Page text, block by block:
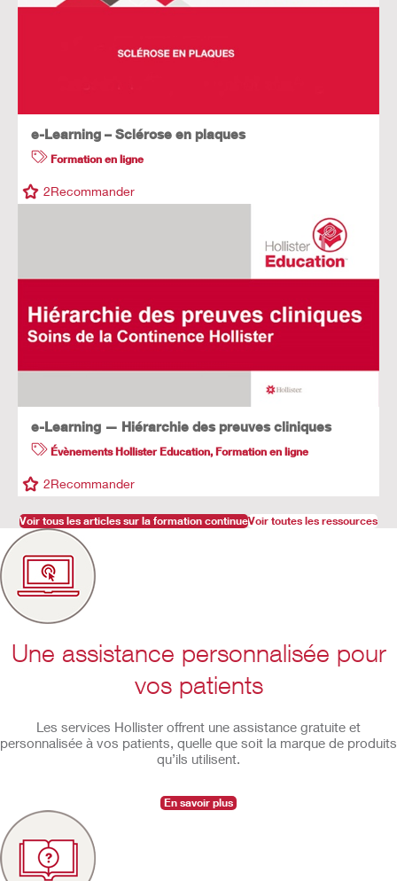
e-Learning – Sclérose en plaques
Formation en ligne
2Recommander
e-Learning — Hiérarchie des preuves cliniques
Évènements Hollister Education, Formation en ligne
2Recommander
Voir tous les articles sur la formation continueVoir toutes les ressources
Une assistance personnalisée pour
vos patients
Les services Hollister offrent une assistance gratuite et
personnalisée à vos patients, quelle que soit la marque de produits
qu’ils utilisent.
En savoir plus